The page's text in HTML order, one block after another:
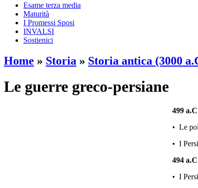
Esame terza media
Maturità
I Promessi Sposi
INVALSI
Sostienici
Home » Storia » Storia antica (3000
Le guerre greco-persiane
499
• Le
• I
494
• I